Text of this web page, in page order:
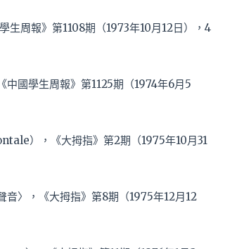
周報》第1108期（1973年10月12日），4
國學生周報》第1125期（1974年6月5
），《大拇指》第2期（1975年10月31
〉，《大拇指》第8期（1975年12月12